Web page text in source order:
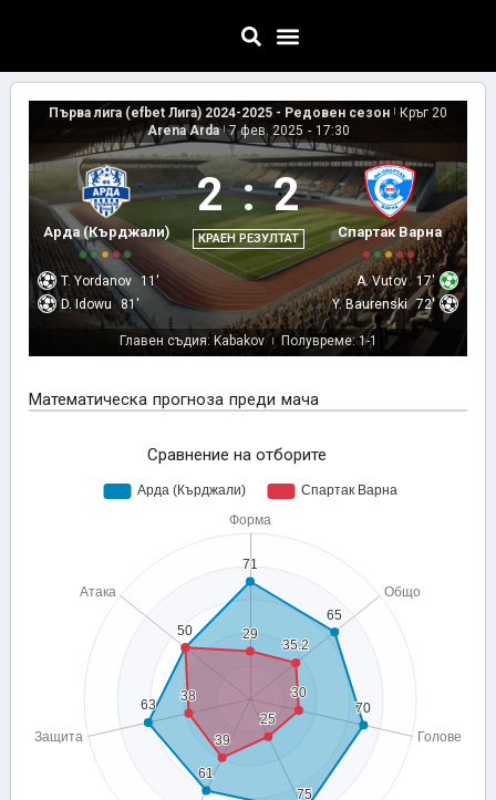
Първа лига (efbet Лига) 2024-2025 - Редовен сезон |
Кръг 20
Arena Arda | 7 фев. 2025 - 17:30
Арда (Кърджали)
2 : 2
КРАЕН РЕЗУЛТАТ Спартак Варна
T. Yordanov 11'
D. Idowu
81'
A. Vutov 17'
Y. Baurenski 72'
Главен съдия: Kabakov | Полувреме: 1-1
Математическа прогноза преди мача
Сравнение на отборите